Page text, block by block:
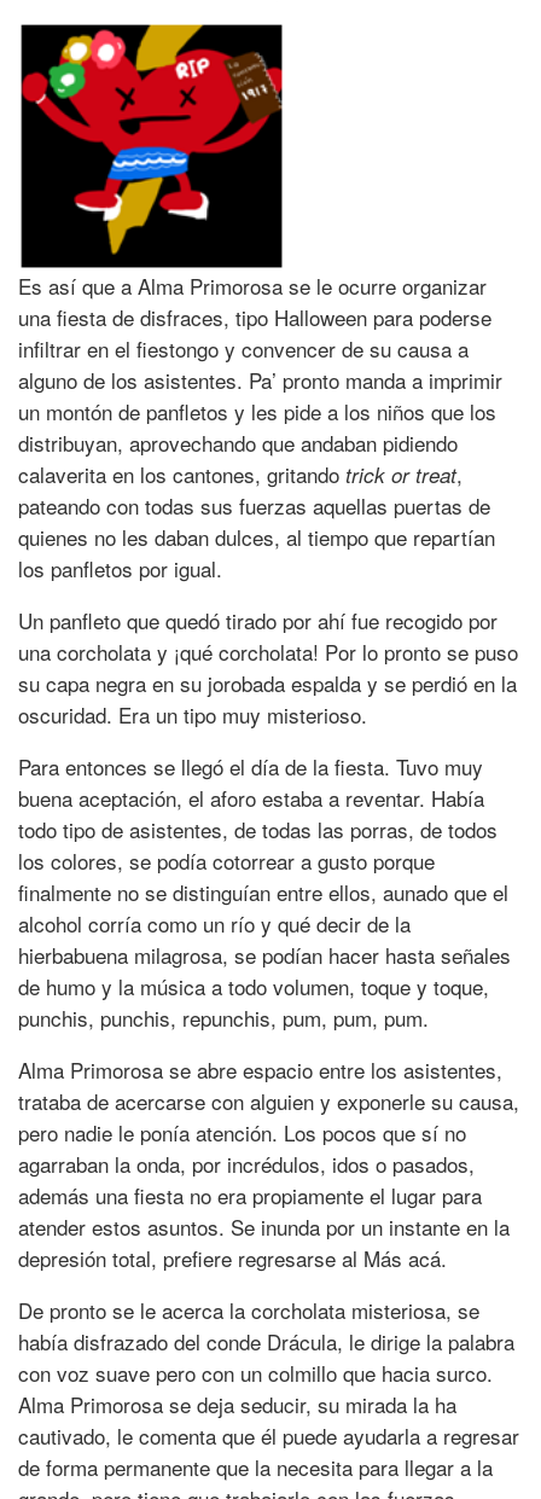
Es así que a Alma Primorosa se le ocurre organizar
una fiesta de disfraces, tipo Halloween para poderse
infiltrar en el fiestongo y convencer de su causa a
alguno de los asistentes. Pa’ pronto manda a imprimir
un montón de panfletos y les pide a los niños que los
distribuyan, aprovechando que andaban pidiendo
calaverita en los cantones, gritando trick or treat,
pateando con todas sus fuerzas aquellas puertas de
quienes no les daban dulces, al tiempo que repartían
los panfletos por igual.
Un panfleto que quedó tirado por ahí fue recogido por
una corcholata y ¡qué corcholata! Por lo pronto se puso
su capa negra en su jorobada espalda y se perdió en la
oscuridad. Era un tipo muy misterioso.
Para entonces se llegó el día de la fiesta. Tuvo muy
buena aceptación, el aforo estaba a reventar. Había
todo tipo de asistentes, de todas las porras, de todos
los colores, se podía cotorrear a gusto porque
finalmente no se distinguían entre ellos, aunado que el
alcohol corría como un río y qué decir de la
hierbabuena milagrosa, se podían hacer hasta señales
de humo y la música a todo volumen, toque y toque,
punchis, punchis, repunchis, pum, pum, pum.
Alma Primorosa se abre espacio entre los asistentes,
trataba de acercarse con alguien y exponerle su causa,
pero nadie le ponía atención. Los pocos que sí no
agarraban la onda, por incrédulos, idos o pasados,
además una fiesta no era propiamente el lugar para
atender estos asuntos. Se inunda por un instante en la
depresión total, prefiere regresarse al Más acá.
De pronto se le acerca la corcholata misteriosa, se
había disfrazado del conde Drácula, le dirige la palabra
con voz suave pero con un colmillo que hacia surco.
Alma Primorosa se deja seducir, su mirada la ha
cautivado, le comenta que él puede ayudarla a regresar
de forma permanente que la necesita para llegar a la